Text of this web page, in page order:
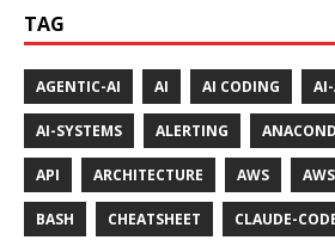
TAG
AGENTIC-AI AI AI CODING
AI-SYSTEMS ALERTING
API ARCHITECTURE AWS
BASH CHEATSHEET CLAUDE-